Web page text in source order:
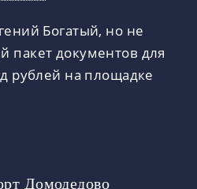
Богатый, но не
пакет документов для
рублей на площадке
Домодедово